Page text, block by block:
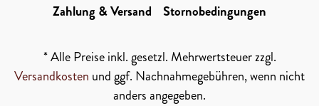
Zahlung & Versand
Stornobedingungen
* Alle Preise inkl. gesetzl. Mehrwertsteuer zzgl.
Versandkosten und ggf. Nachnahmegebühren, wenn nicht
anders angegeben.